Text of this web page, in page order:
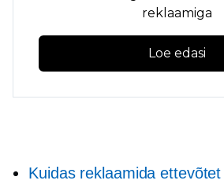
reklaamiga
Loe edasi
Kuidas reklaamida